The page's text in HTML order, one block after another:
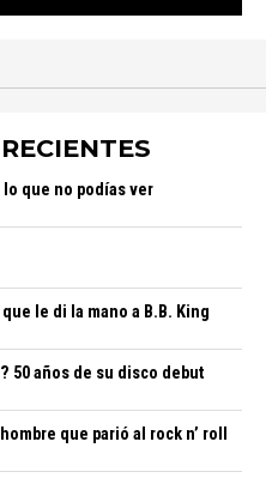
que no podías ver
le di la mano a B.B. King
50 años de su disco debut
que parió al rock n’ roll